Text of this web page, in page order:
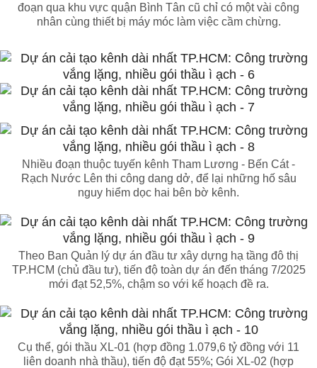
đoạn qua khu vực quận Bình Tân cũ chỉ có một vài công
nhân cùng thiết bị máy móc làm việc cầm chừng.
Nhiều đoạn thuộc tuyến kênh Tham Lương - Bến Cát -
Rạch Nước Lên thi công dang dở, để lại những hố sâu
nguy hiểm dọc hai bên bờ kênh.
Theo Ban Quản lý dự án đầu tư xây dựng hạ tầng đô thị
TP.HCM (chủ đầu tư), tiến độ toàn dự án đến tháng 7/2025
mới đạt 52,5%, chậm so với kế hoạch đề ra.
Cụ thể, gói thầu XL-01 (hợp đồng 1.079,6 tỷ đồng với 11
liên doanh nhà thầu), tiến độ đạt 55%; Gói XL-02 (hợp